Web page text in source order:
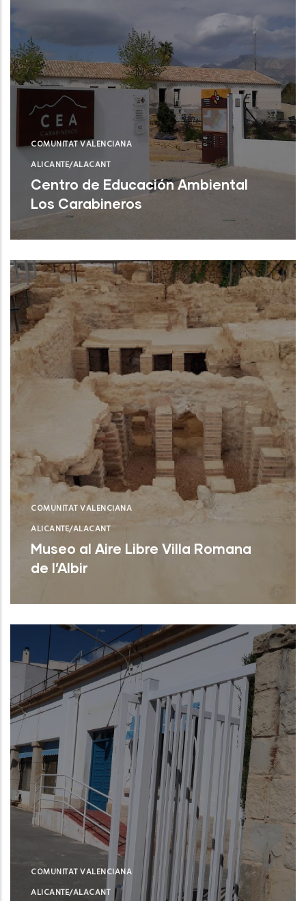
COMUNITAT VALENCIANA
ALICANTE/ALACANT
Centro de Educación Ambiental
Los Carabineros
L'Alfás del Pi (Alicante)
COMUNITAT VALENCIANA
ALICANTE/ALACANT
Museo al Aire Libre Villa Romana
de l’Albir
L'Alfás del Pí (Alicante)
COMUNITAT VALENCIANA
ALICANTE/ALACANT